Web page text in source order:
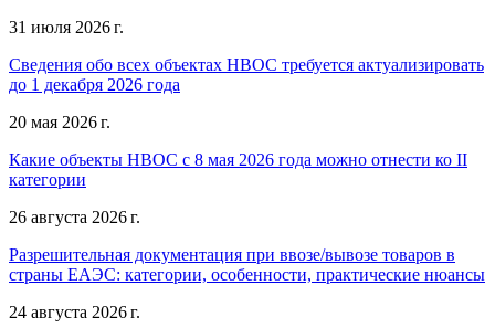
31 июля 2026 г.
Сведения обо всех объектах НВОС требуется актуализировать
до 1 декабря 2026 года
20 мая 2026 г.
Какие объекты НВОС с 8 мая 2026 года можно отнести ко II
категории
26 августа 2026 г.
Разрешительная документация при ввозе/вывозе товаров в
страны ЕАЭС: категории, особенности, практические нюансы
24 августа 2026 г.